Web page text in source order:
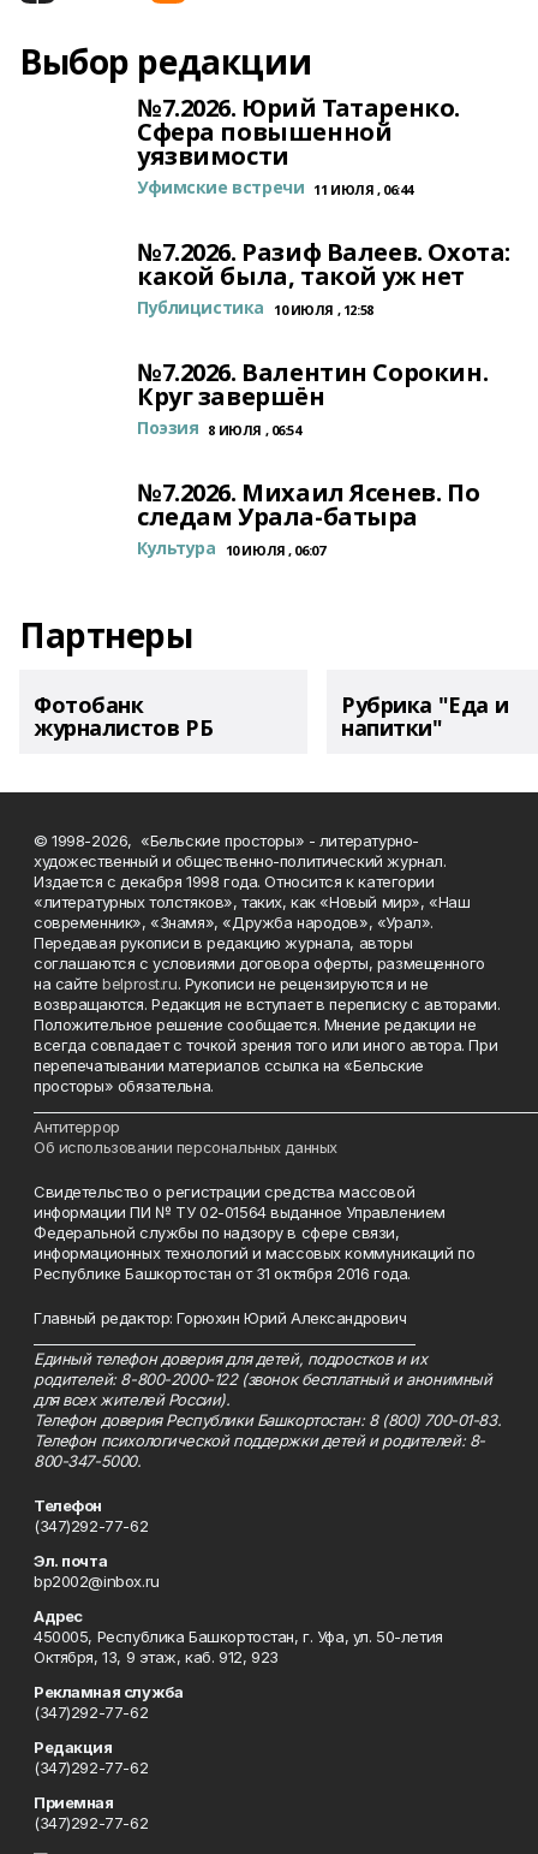
Выбор редакции
№7.2026. Юрий Татаренко.
Сфера повышенной
уязвимости
Уфимские встречи 11 ИЮЛЯ , 06:44
№7.2026. Разиф Валеев. Охота:
какой была, такой уж нет
Публицистика 10 ИЮЛЯ , 12:58
№7.2026. Валентин Сорокин.
Круг завершён
Поэзия 8 ИЮЛЯ , 06:54
№7.2026. Михаил Ясенев. По
следам Урала-батыра
Культура 10 ИЮЛЯ , 06:07
Партнеры
Фотобанк
журналистов РБ
Рубрика "Еда и
напитки"
© 1998-2026, «Бельские просторы» - литературно-
художественный и общественно-политический журнал.
Издается с декабря 1998 года. Относится к категории
«литературных толстяков», таких, как «Новый мир», «Наш
современник», «Знамя», «Дружба народов», «Урал».
Передавая рукописи в редакцию журнала, авторы
соглашаются с условиями договора оферты, размещенного
на сайтеbelprost.ru. Рукописи не рецензируются и не
возвращаются. Редакция не вступает в переписку с авторами.
Положительное решение сообщается. Мнение редакции не
всегда совпадает с точкой зрения того или иного автора. При
перепечатывании материалов ссылка на «Бельские
просторы» обязательна.
Антитеррор
Об использовании персональных данных
Свидетельство о регистрации средства массовой
информации ПИ № ТУ 02-01564 выданное Управлением
Федеральной службы по надзору в сфере связи,
информационных технологий и массовых коммуникаций по
Республике Башкортостан от 31 октября 2016 года.
Главный редактор: Горюхин Юрий Александрович
Единый телефон доверия для детей, подростков и их
родителей: 8-800-2000-122 (звонок бесплатный и анонимный
для всех жителей России).
Телефон доверия Республики Башкортостан: 8 (800) 700-01-83.
Телефон психологической поддержки детей и родителей: 8-
800-347-5000.
Телефон
(347)292-77-62
Эл. почта
bp2002@inbox.ru
Адрес
450005, Республика Башкортостан, г. Уфа, ул. 50-летия
Октября, 13, 9 этаж, каб. 912, 923
Рекламная служба
(347)292-77-62
Редакция
(347)292-77-62
Приемная
(347)292-77-62